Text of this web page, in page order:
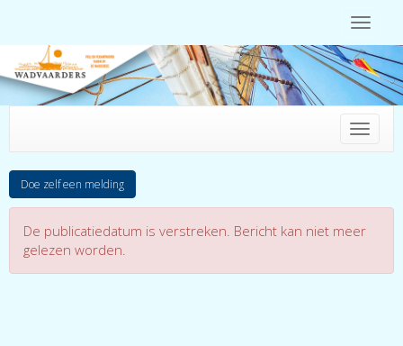
Toggle
Doe zelf een melding
De publicatiedatum is verstreken. Bericht kan niet meer
gelezen worden.